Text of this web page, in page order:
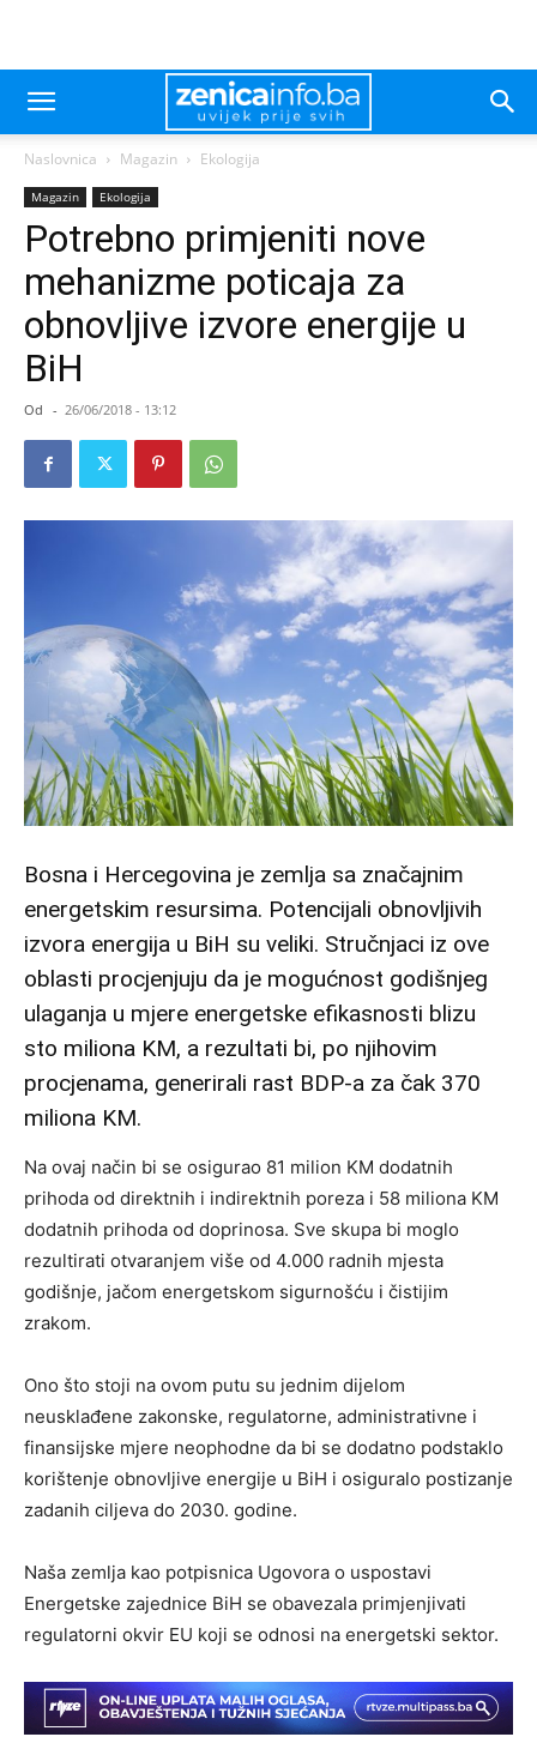
Naslovnica Magazin Ekologija
Magazin Ekologija
Potrebno primjeniti nove
mehanizme poticaja za
obnovljive izvore energije u
BiH
Od - 26/06/2018 - 13:12
Bosna i Hercegovina je zemlja sa značajnim
energetskim resursima. Potencijali obnovljivih
izvora energija u BiH su veliki. Stručnjaci iz ove
oblasti procjenjuju da je mogućnost godišnjeg
ulaganja u mjere energetske efikasnosti blizu
sto miliona KM, a rezultati bi, po njihovim
procjenama, generirali rast BDP-a za čak 370
miliona KM.
Na ovaj način bi se osigurao 81 milion KM dodatnih
prihoda od direktnih i indirektnih poreza i 58 miliona KM
dodatnih prihoda od doprinosa. Sve skupa bi moglo
rezultirati otvaranjem više od 4.000 radnih mjesta
godišnje, jačom energetskom sigurnošću i čistijim
zrakom.
Ono što stoji na ovom putu su jednim dijelom
neusklađene zakonske, regulatorne, administrativne i
finansijske mjere neophodne da bi se dodatno podstaklo
korištenje obnovljive energije u BiH i osiguralo postizanje
zadanih ciljeva do 2030. godine.
Naša zemlja kao potpisnica Ugovora o uspostavi
Energetske zajednice BiH se obavezala primjenjivati
regulatorni okvir EU koji se odnosi na energetski sektor.